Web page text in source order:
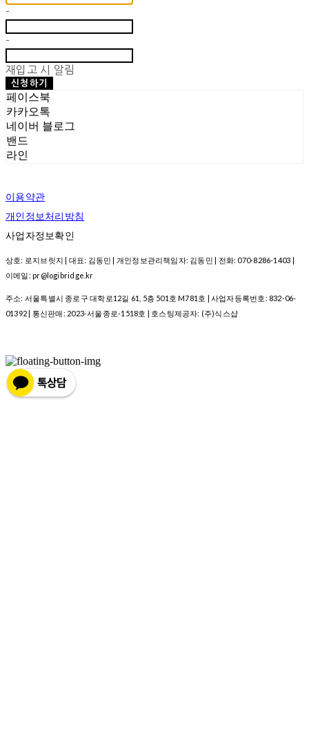
-
-
재입고 시 알림
신청하기
페이스북
카카오톡
네이버 블로그
밴드
라인
이용약관
개인정보처리방침
사업자정보확인
상호: 로지브릿지 | 대표: 김동민 | 개인정보관리책임자: 김동민 | 전화: 070-8286-1403 |
이메일: pr@logibridge.kr
주소: 서울특별시 종로구 대학로12길 61, 5층 501호 M781호 | 사업자등록번호: 832-06-
01392 | 통신판매: 2023-서울종로-1518호 | 호스팅제공자: (주)식스샵